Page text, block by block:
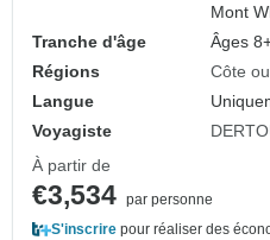
Mont
Tranche d'âge
Âges
Régions
Côte
Langue
Voyagiste
À partir de
€3,534 par personne
S'inscrire pour réaliser des